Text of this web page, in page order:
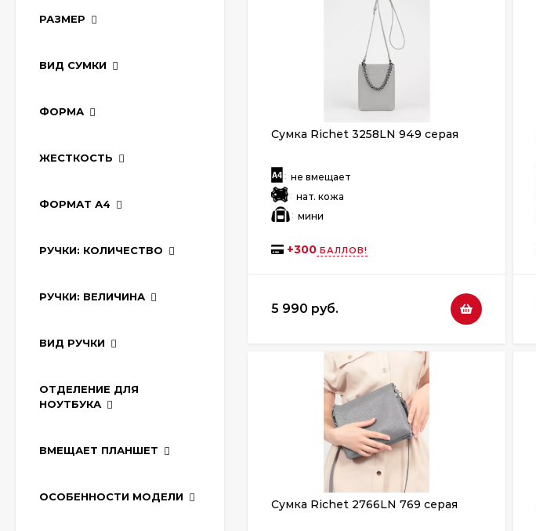
Сумка Richet 3258LN 949 серая
: не вмещает
: нат. кожа
: мини
+300 БАЛЛОВ!
5 990 руб.
Сумка Richet 2766LN 769 серая
РАЗМЕР
ВИД СУМКИ
ФОРМА
ЖЕСТКОСТЬ
ФОРМАТ А4
РУЧКИ: КОЛИЧЕСТВО
РУЧКИ: ВЕЛИЧИНА
ВИД РУЧКИ
ОТДЕЛЕНИЕ ДЛЯ
НОУТБУКА
ВМЕЩАЕТ ПЛАНШЕТ
ОСОБЕННОСТИ МОДЕЛИ